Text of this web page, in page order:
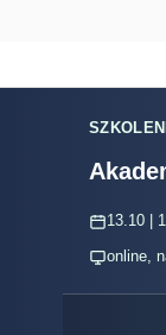
13.10 |
online,